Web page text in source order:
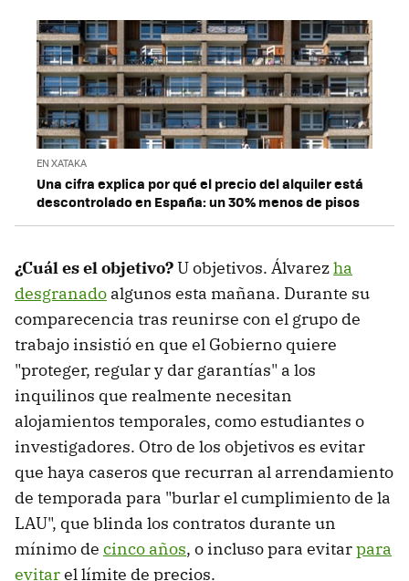
EN XATAKA
Una cifra explica por qué el precio del alquiler está
descontrolado en España: un 30% menos de pisos
¿Cuál es el objetivo?U objetivos. Álvarezha
desgranado algunos esta mañana. Durante su
comparecencia tras reunirse con el grupo de
trabajo insistió en que el Gobierno quiere
"proteger, regular y dar garantías" a los
inquilinos que realmente necesitan
alojamientos temporales, como estudiantes o
investigadores. Otro de los objetivos es evitar
que haya caseros que recurran al arrendamiento
de temporada para "burlar el cumplimiento de la
LAU", que blinda los contratos durante un
mínimo de cinco años, o incluso para evitarpara
evitarel límite de precios.